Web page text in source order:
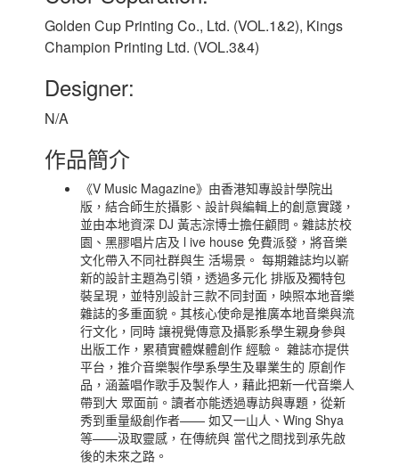
Golden Cup Printing Co., Ltd. (VOL.1&2), Kings
Champion Printing Ltd. (VOL.3&4)
Designer:
N/A
作品簡介
《V Music Magazine》由香港知專設計學院出
版，結合師生於攝影、設計與編輯上的創意實踐，
並由本地資深 DJ 黃志淙博士擔任顧問。雜誌於校
園、黑膠唱片店及 l ive house 免費派發，將音樂
文化帶入不同社群與生 活場景。 每期雜誌均以嶄
新的設計主題為引領，透過多元化 排版及獨特包
裝呈現，並特別設計三款不同封面，映照本地音樂
雜誌的多重面貌。其核心使命是推廣本地音樂與流
行文化，同時 讓視覺傳意及攝影系學生親身參與
出版工作，累積實體媒體創作 經驗。 雜誌亦提供
平台，推介音樂製作學系學生及畢業生的 原創作
品，涵蓋唱作歌手及製作人，藉此把新一代音樂人
帶到大 眾面前。讀者亦能透過專訪與專題，從新
秀到重量級創作者—— 如又一山人、Wing Shya
等——汲取靈感，在傳統與 當代之間找到承先啟
後的未來之路。